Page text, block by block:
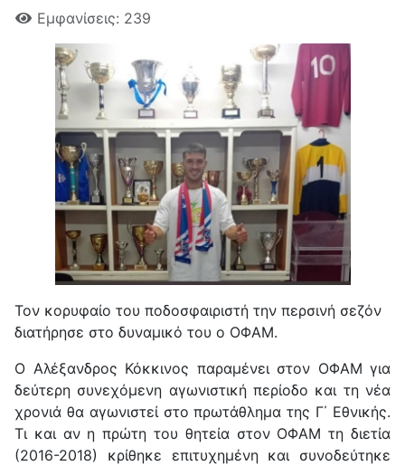
Εμφανίσεις: 239
Τον κορυφαίο του ποδοσφαιριστή την περσινή σεζόν
διατήρησε στο δυναμικό του ο ΟΦΑΜ.
Ο Αλέξανδρος Κόκκινος παραμένει στον ΟΦΑΜ για
δεύτερη συνεχόμενη αγωνιστική περίοδο και τη νέα
χρονιά θα αγωνιστεί στο πρωτάθλημα της Γ΄ Εθνικής.
Τι και αν η πρώτη του θητεία στον ΟΦΑΜ τη διετία
(2016-2018) κρίθηκε επιτυχημένη και συνοδεύτηκε